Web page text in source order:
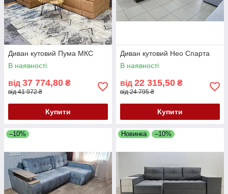
Диван кутовий Пума МКС
В наявності
від 37 774,80 ₴
від 41 972 ₴
Купити
Диван кутовий Нео Спарта
В наявності
від 22 315,50 ₴
від 24 795 ₴
Купити
–10% Новинка –10%